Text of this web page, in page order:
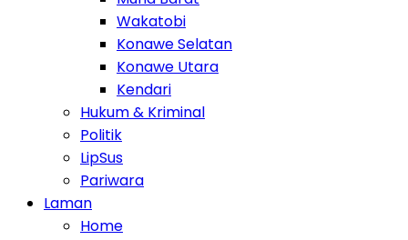
Wakatobi
Konawe Selatan
Konawe Utara
Kendari
Hukum & Kriminal
Politik
LipSus
Pariwara
Laman
Home